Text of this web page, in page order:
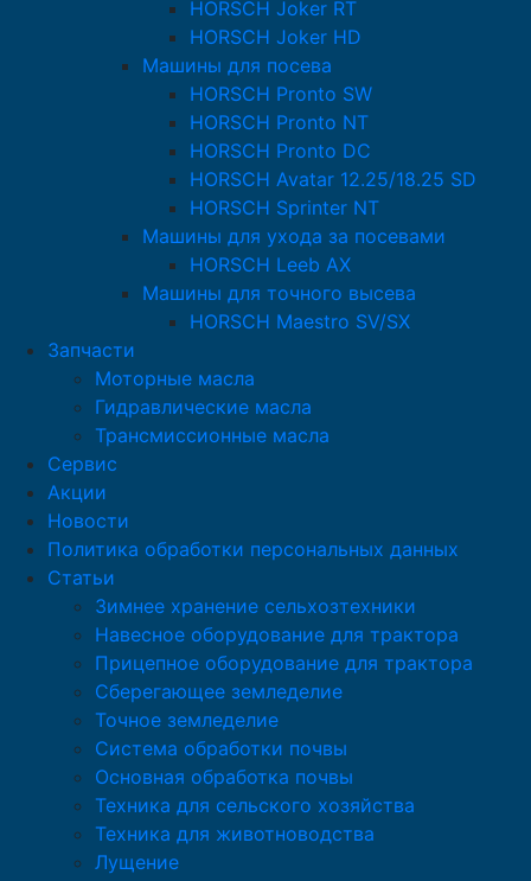
HORSCH Joker RT
HORSCH Joker HD
Машины для посева
HORSCH Pronto SW
HORSCH Pronto NT
HORSCH Pronto DC
HORSCH Avatar 12.25/18.25 SD
HORSCH Sprinter NT
Машины для ухода за посевами
HORSCH Leeb AX
Машины для точного высева
HORSCH Maestro SV/SX
Запчасти
Моторные масла
Гидравлические масла
Трансмиссионные масла
Сервис
Акции
Новости
Политика обработки персональных данных
Статьи
Зимнее хранение сельхозтехники
Навесное оборудование для трактора
Прицепное оборудование для трактора
Сберегающее земледелие
Точное земледелие
Система обработки почвы
Основная обработка почвы
Техника для сельского хозяйства
Техника для животноводства
Лущение